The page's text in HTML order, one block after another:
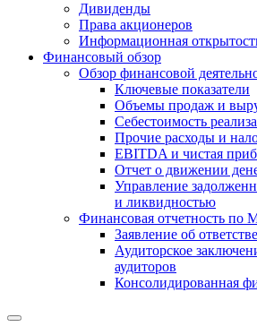
Дивиденды
Права акционеров
Информационная
Финансовый обзор
Обзор финансовой
Ключевые показатели
Объемы продаж и
Себестоимость
Прочие расходы и
EBITDA и чистая
Отчет о движении
Управление
и ликвидностью
Финансовая отчетность
Заявление об
Аудиторское
аудиторов
Консолидированная